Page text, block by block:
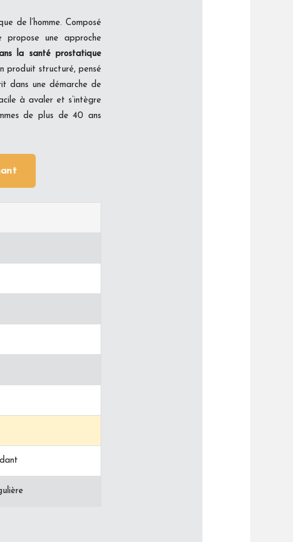
de l’homme. Composé
propose une approche
la santé prostatique
produit structuré, pensé
dans une démarche de
à avaler et s’intègre
de plus de 40 ans